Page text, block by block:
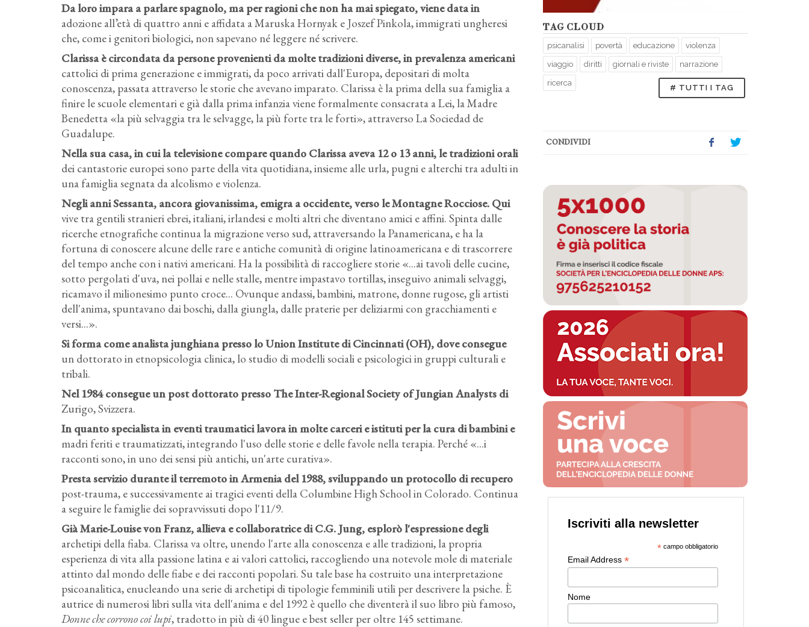
TAG CLOUD
psicanalisi povertà educazione violenza
viaggio diritti giornali e riviste narrazione
ricerca
# TUTTI I TAG
CONDIVIDI
Da loro impara a parlare spagnolo, ma per ragioni che non ha mai spiegato, viene data in
adozione all’età di quattro anni e affidata a Maruska Hornyak e Joszef Pinkola, immigrati ungheresi
che, come i genitori biologici, non sapevano né leggere né scrivere.
Clarissa è circondata da persone provenienti da molte tradizioni diverse, in prevalenza americani
cattolici di prima generazione e immigrati, da poco arrivati dall'Europa, depositari di molta
conoscenza, passata attraverso le storie che avevano imparato. Clarissa è la prima della sua famiglia a
finire le scuole elementari e già dalla prima infanzia viene formalmente consacrata a Lei, la Madre
Benedetta «la più selvaggia tra le selvagge, la più forte tra le forti», attraverso La Sociedad de
Guadalupe.
Nella sua casa, in cui la televisione compare quando Clarissa aveva 12 o 13 anni, le tradizioni orali
dei cantastorie europei sono parte della vita quotidiana, insieme alle urla, pugni e alterchi tra adulti in
una famiglia segnata da alcolismo e violenza.
Negli anni Sessanta, ancora giovanissima, emigra a occidente, verso le Montagne Rocciose. Qui
vive tra gentili stranieri ebrei, italiani, irlandesi e molti altri che diventano amici e affini. Spinta dalle
ricerche etnografiche continua la migrazione verso sud, attraversando la Panamericana, e ha la
fortuna di conoscere alcune delle rare e antiche comunità di origine latinoamericana e di trascorrere
del tempo anche con i nativi americani. Ha la possibilità di raccogliere storie «...ai tavoli delle cucine,
sotto pergolati d'uva, nei pollai e nelle stalle, mentre impastavo tortillas, inseguivo animali selvaggi,
ricamavo il milionesimo punto croce... Ovunque andassi, bambini, matrone, donne rugose, gli artisti
dell'anima, spuntavano dai boschi, dalla giungla, dalle praterie per deliziarmi con gracchiamenti e
versi...».
Si forma come analista junghiana presso lo Union Institute di Cincinnati (OH), dove consegue
un dottorato in etnopsicologia clinica, lo studio di modelli sociali e psicologici in gruppi culturali e
tribali.
Nel 1984 consegue un post dottorato presso The Inter-Regional Society of Jungian Analysts di
Zurigo, Svizzera.
In quanto specialista in eventi traumatici lavora in molte carceri e istituti per la cura di bambini e
madri feriti e traumatizzati, integrando l'uso delle storie e delle favole nella terapia. Perché «...i
racconti sono, in uno dei sensi più antichi, un'arte curativa».
Presta servizio durante il terremoto in Armenia del 1988, sviluppando un protocollo di recupero
post-trauma, e successivamente ai tragici eventi della Columbine High School in Colorado. Continua
a seguire le famiglie dei sopravvissuti dopo l'11/9.
Già Marie-Louise von Franz, allieva e collaboratrice di C.G. Jung, esplorò l'espressione degli
archetipi della fiaba. Clarissa va oltre, unendo l'arte alla conoscenza e alle tradizioni, la propria
esperienza di vita alla passione latina e ai valori cattolici, raccogliendo una notevole mole di materiale
attinto dal mondo delle fiabe e dei racconti popolari. Su tale base ha costruito una interpretazione
psicoanalitica, enucleando una serie di archetipi di tipologie femminili utili per descrivere la psiche. È
autrice di numerosi libri sulla vita dell'anima e del 1992 è quello che diventerà il suo libro più famoso,
Donne che corrono coi lupi, tradotto in più di 40 lingue e best seller per oltre 145 settimane.